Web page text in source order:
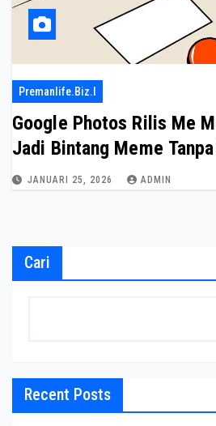
Premanlife.biz.i
Google Photos Rilis Me
Jadi Bintang Meme
JANUARI 25, 2026 ADMIN
Cari
Recent Posts